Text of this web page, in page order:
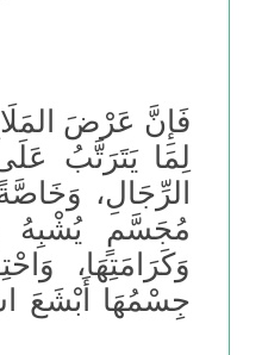
فَإِنَّ عَرْضَ
لِمَا يَتَرَتَّبُ
الرِّجَالِ،
مُجَسَّمٍ يُشْبِهُ
وَكَرَامَتِهَا،
جِسْمُهَا أَبْشَعَ